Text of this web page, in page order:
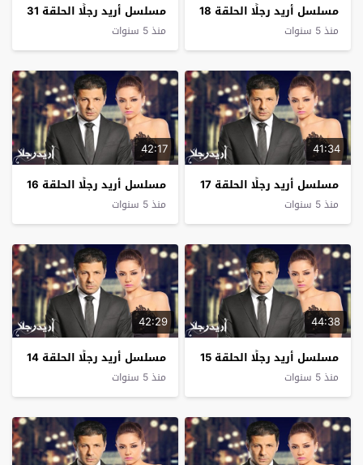
مسلسل أريد رجلًا الحلقة 18
منذ 5 سنوات
مسلسل أريد رجلًا الحلقة 31
منذ 5 سنوات
41:34
مسلسل أريد رجلًا الحلقة 17
منذ 5 سنوات
42:17
مسلسل أريد رجلًا الحلقة 16
منذ 5 سنوات
44:38
مسلسل أريد رجلًا الحلقة 15
منذ 5 سنوات
42:29
مسلسل أريد رجلًا الحلقة 14
منذ 5 سنوات